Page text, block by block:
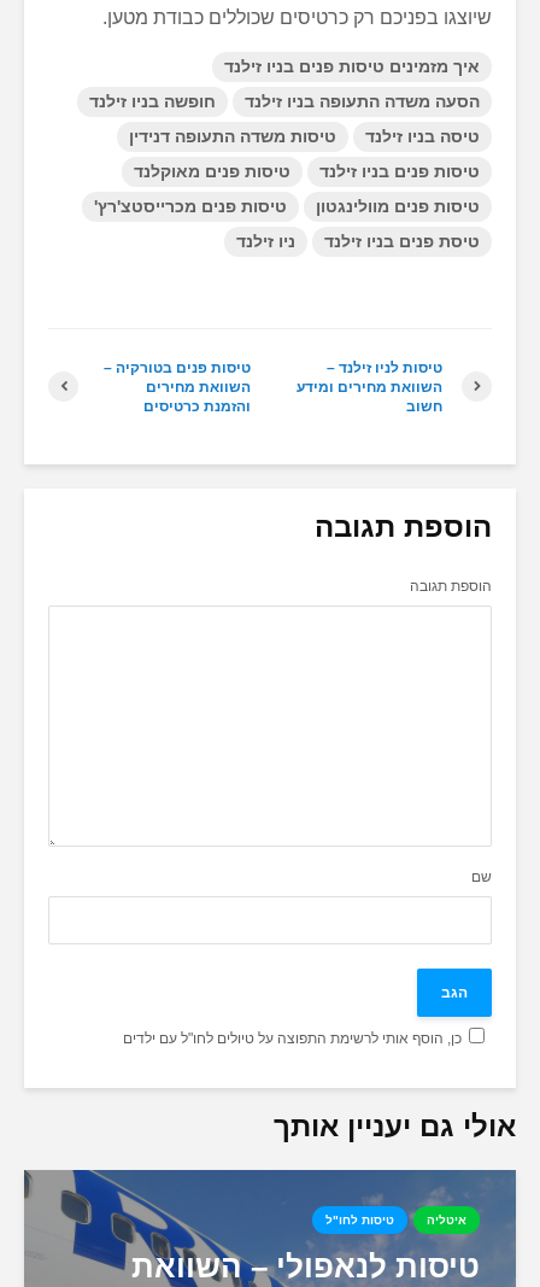
שיוצגו בפניכם רק כרטיסים שכוללים כבודת מטען.
איך מזמינים טיסות פנים בניו זילנד
הסעה משדה התעופה בניו זילנד
חופשה בניו זילנד
טיסה בניו זילנד
טיסות משדה התעופה דנידין
טיסות פנים בניו זילנד
טיסות פנים מאוקלנד
טיסות פנים מוולינגטון
טיסות פנים מכרייסטצ'רץ'
טיסת פנים בניו זילנד
ניו זילנד
טיסות פנים בטורקיה –
השוואת מחירים
והזמנת כרטיסים
טיסות לניו זילנד –
השוואת מחירים ומידע
חשוב
הוספת תגובה
הוספת תגובה
שם
כן, הוסף אותי לרשימת התפוצה על טיולים לחו"ל עם ילדים
אולי גם יעניין אותך
איטליה טיסות לחו"ל
טיסות לנאפולי – השוואת